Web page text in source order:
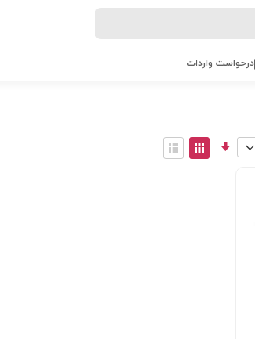
درخواست واردات
مرتب
سازی
View
as